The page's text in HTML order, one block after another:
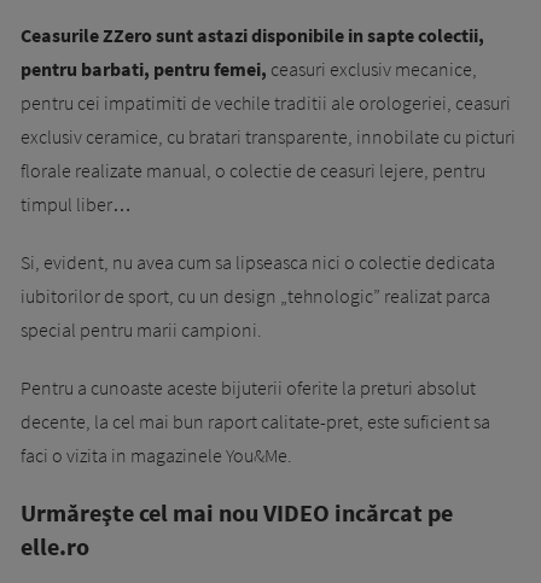
Ceasurile ZZero sunt astazi disponibile in sapte colectii,
pentru barbati, pentru femei, ceasuri exclusiv mecanice,
pentru cei impatimiti de vechile traditii ale orologeriei, ceasuri
exclusiv ceramice, cu bratari transparente, innobilate cu picturi
florale realizate manual, o colectie de ceasuri lejere, pentru
timpul liber…
Si, evident, nu avea cum sa lipseasca nici o colectie dedicata
iubitorilor de sport, cu un design „tehnologic” realizat parca
special pentru marii campioni.
Pentru a cunoaste aceste bijuterii oferite la preturi absolut
decente, la cel mai bun raport calitate-pret, este suficient sa
faci o vizita in magazinele You&Me.
Urmăreşte cel mai nou VIDEO incărcat pe
elle.ro